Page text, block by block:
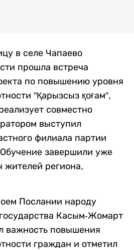
в селе Чапаево
прошла встреча
по повышению уровня
"Қарызсыз қоғам",
совместно
выступил
филиала партии
завершили уже
жителей региона,
Послании народу
Касым-Жомарт
важность повышения
граждан и отметил